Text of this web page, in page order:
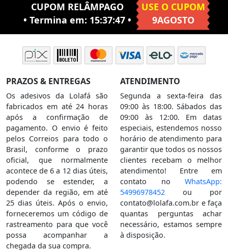
CUPOM RELÂMPAGO
• Termina em: 15:37:46•
USE O CUPOM
9AGOSTO
PRAZOS & ENTREGAS
Os adesivos da Lolafá são
fabricados em até 24 horas
após a confirmação de
pagamento. O envio é feito
pelos Correios para todo o
Brasil, conforme o prazo
oficial, que normalmente
acontece de 6 a 12 dias úteis,
podendo se estender, a
depender da região, em até
25 dias úteis. Após o envio,
forneceremos um código de
rastreamento para que você
possa acompanhar a
chegada da sua compra.
ATENDIMENTO
Segunda a sexta-feira das
09:00 às 18:00. Sábados das
09:00 às 12:00. Em datas
especiais, estendemos nosso
horário de atendimento para
garantir que todos os nossos
clientes recebam o melhor
atendimento! Entre em
contato no WhatsApp:
54996978452 ou por
contato@lolafa.com.br e faça
quantas perguntas achar
necessário, estamos sempre
à disposição.